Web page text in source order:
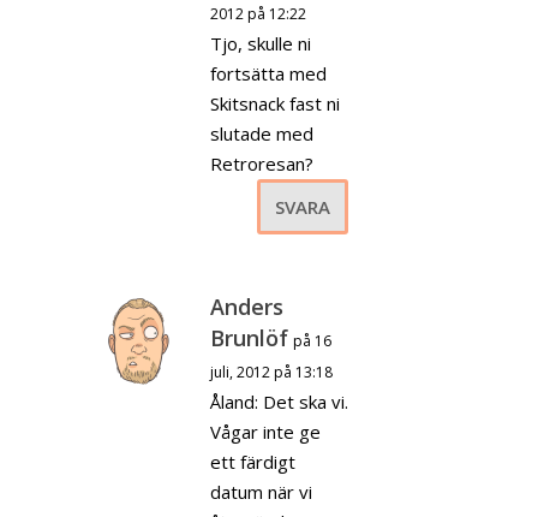
2012 på 12:22
Tjo, skulle ni
fortsätta med
Skitsnack fast ni
slutade med
Retroresan?
SVARA
Anders
Brunlöf på 16
juli, 2012 på 13:18
Åland: Det ska vi.
Vågar inte ge
ett färdigt
datum när vi